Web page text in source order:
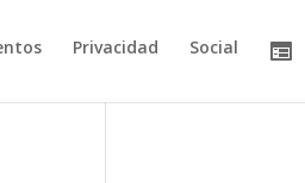
Privacidad Social